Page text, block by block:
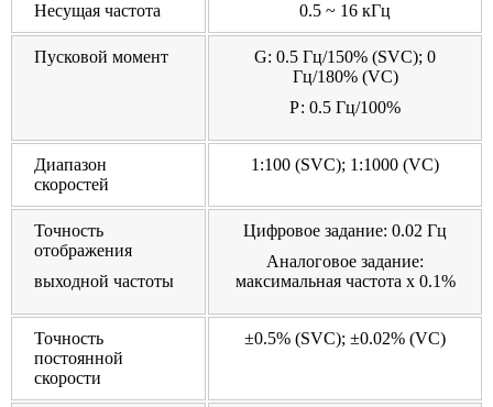
Несущая частота 0.5 ~ 16 кГц
Пусковой момент
G: 0.5 Гц/150% (SVC); 0
Гц/180% (VC)
Р: 0.5 Гц/100%
Диапазон
скоростей
1:100 (SVC); 1:1000 (VC)
Точность
отображения
выходной частоты
Цифровое задание: 0.02 Гц
Аналоговое задание:
максимальная частота х 0.1%
Точность
постоянной
скорости
±0.5% (SVC); ±0.02% (VC)